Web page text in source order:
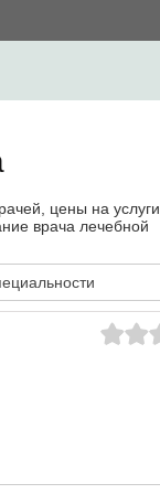
цены на услуги,
врача лечебной